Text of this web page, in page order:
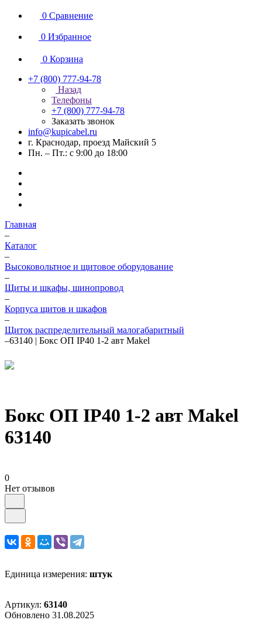
0 Сравнение
0 Избранное
0 Корзина
+7 (800) 777-94-78
Назад
Телефоны
+7 (800) 777-94-78
Заказать звонок
info@kupicabel.ru
г. Краснодар, проезд Майский 5
Пн. – Пт.: с 9:00 до 18:00
Главная
–
Каталог
–
Высоковольтное и щитовое оборудование
–
Щиты и шкафы, шинопровод
–
Корпуса щитов и шкафов
–
Щиток распределительный малогабаритный
–63140 | Бокс ОП IP40 1-2 авт Makel
Бокс ОП IP40 1-2 авт Makel
63140
0
Нет отзывов
Единица измерения: штук
Артикул: 63140
Обновлено 31.08.2025